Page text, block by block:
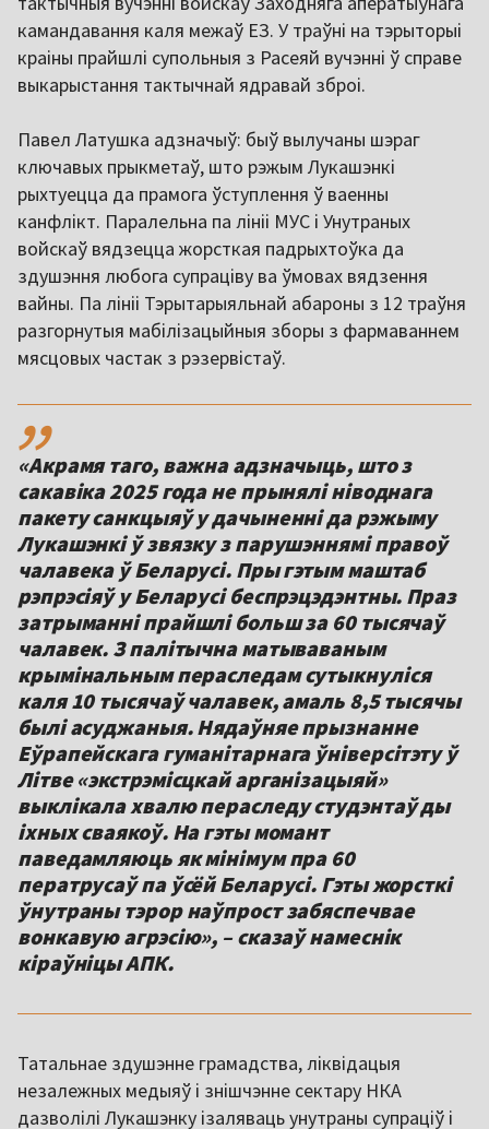
камандавання каля межаў ЕЗ. У траўні на тэрыторыі
краіны прайшлі супольныя з Расеяй вучэнні ў справе
выкарыстання тактычнай ядравай зброі.
Павел Латушка адзначыў: быў вылучаны шэраг
ключавых прыкметаў, што рэжым Лукашэнкі
рыхтуецца да прамога ўступлення ў ваенны
канфлікт. Паралельна па лініі МУС і Унутраных
войскаў вядзецца жорсткая падрыхтоўка да
здушэння любога супраціву ва ўмовах вядзення
вайны. Па лініі Тэрытарыяльнай абароны з 12 траўня
разгорнутыя мабілізацыйныя зборы з фармаваннем
мясцовых частак з рэзервістаў.
,,
«Акрамя таго, важна адзначыць, што з
сакавіка 2025 года не прынялі ніводнага
пакету санкцыяў у дачыненні да рэжыму
Лукашэнкі ў звязку з парушэннямі правоў
чалавека ў Беларусі. Пры гэтым маштаб
рэпрэсіяў у Беларусі беспрэцэдэнтны. Праз
затрыманні прайшлі больш за 60 тысячаў
чалавек. З палітычна матываваным
крымінальным пераследам сутыкнуліся
каля 10 тысячаў чалавек, амаль 8,5 тысячы
былі асуджаныя. Нядаўняе прызнанне
Еўрапейскага гуманітарнага ўніверсітэту ў
Літве «экстрэмісцкай арганізацыяй»
выклікала хвалю пераследу студэнтаў ды
іхных сваякоў. На гэты момант
паведамляюць як мінімум пра 60
ператрусаў па ўсёй Беларусі. Гэты жорсткі
ўнутраны тэрор наўпрост забяспечвае
вонкавую агрэсію», – сказаў намеснік
кіраўніцы АПК.
Татальнае здушэнне грамадства, ліквідацыя
незалежных медыяў і знішчэнне сектару НКА
дазволілі Лукашэнку ізаляваць унутраны супраціў і